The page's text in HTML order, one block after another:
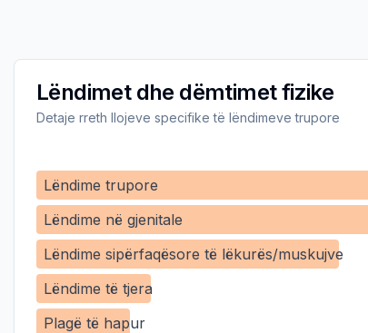
Lëndimet dhe dëmtimet fizike
Detaje rreth llojeve specifike të lëndimeve trupore
Lëndime trupore
Lëndime në gjenitale
Lëndime sipërfaqësore të lëkurës/muskujve
Lëndime të tjera
Plagë të hapur